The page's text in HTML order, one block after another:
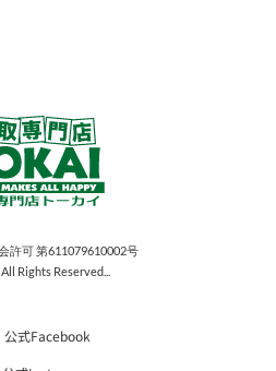
許可 第611079610002号
Rights Reserved...
公式Facebook